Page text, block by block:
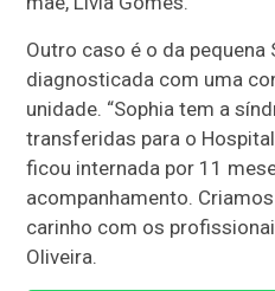
Outro caso é o da pequena
diagnosticada com uma
unidade. “Sophia tem a
transferidas para o
ficou internada por 11
acompanhamento.
carinho com os
Oliveira.